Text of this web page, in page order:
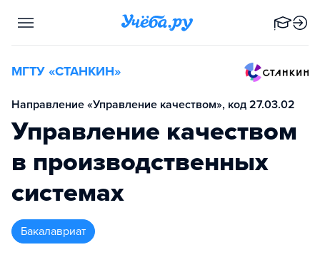
МГТУ «СТАНКИН»
Направление «Управление качеством», код 27.03.02
Управление качеством
в производственных
системах
бакалавриат